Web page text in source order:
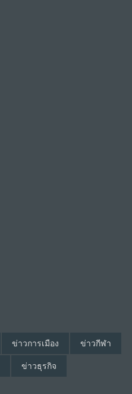
ข่าวการเมือง ข่าวกีฬา
ข่าวธุรกิจ